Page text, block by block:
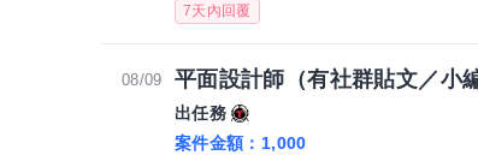
7天內回覆
08/09 平面設計師（有社群貼文／小
出任務
案件金額： 1,000